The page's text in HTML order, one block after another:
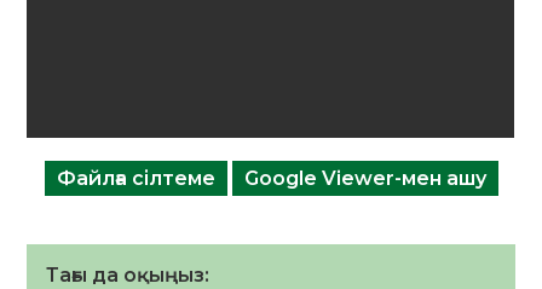
Файлға сілтеме Google Viewer-мен ашу
Тағы да оқыңыз: